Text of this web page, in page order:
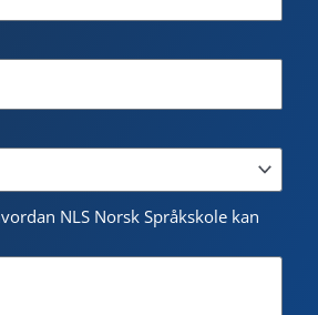
NLS Norsk Språkskole kan